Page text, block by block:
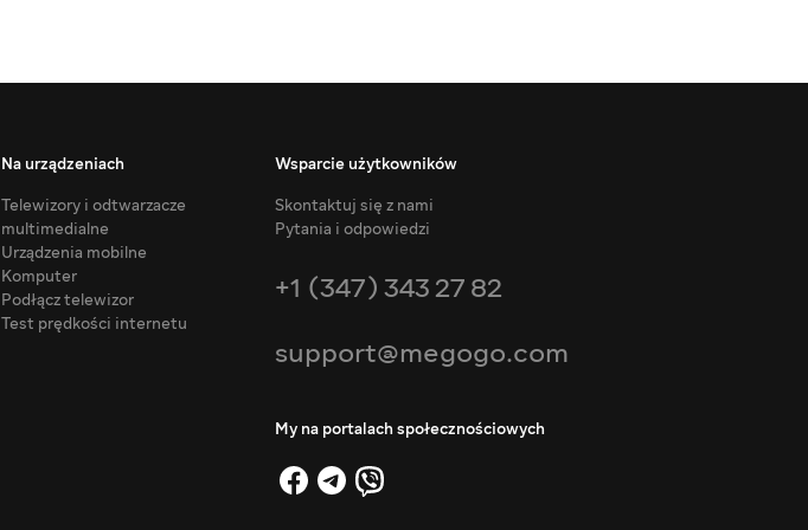
Na urządzeniach
Telewizory i odtwarzacze
multimedialne
Urządzenia mobilne
Komputer
Podłącz telewizor
Test prędkości internetu
Wsparcie użytkowników
Skontaktuj się z nami
Pytania i odpowiedzi
+1 (347) 343 27 82
support@megogo.com
My na portalach społecznościowych